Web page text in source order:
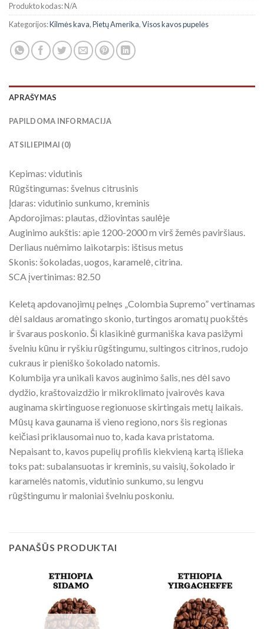
Produkto kodas:N/A
Kategorijos:Kilmės kava,Pietų Amerika,Visos kavos pupelės
APRAŠYMAS
PAPILDOMA INFORMACIJA
ATSILIEPIMAI (0)
Kepimas: vidutinis
Rūgštingumas: švelnus citrusinis
Įdaras: vidutinio sunkumo, kreminis
Apdorojimas: plautas, džiovintas saulėje
Auginimo aukštis: apie 1200-2000 m virš žemės paviršiaus.
Derliaus nuėmimo laikotarpis: ištisus metus
Skonis: šokoladas, uogos, karamelė, citrina.
SCA įvertinimas: 82.50
Keletą apdovanojimų pelnęs „Colombia Supremo” vertinamas
dėl saldaus aromatingo skonio, turtingos aromatų puokštės
ir švaraus poskonio. Ši klasikinė gurmaniška kava pasižymi
švelniu kūnu ir ryškiu rūgštingumu, sultingos citrinos, rudojo
cukraus ir pieniško šokolado natomis.
Kolumbija yra unikali kavos auginimo šalis, nes dėl savo
dydžio, kraštovaizdžio ir mikroklimato įvairovės kava
auginama skirtinguose regionuose skirtingais metų laikais.
Mūsų kava gaunama iš vieno regiono, nors šis regionas
keičiasi priklausomai nuo to, kada kava pristatoma.
Nepaisant to, kavos pupelių profilis kiekvieną kartą išlieka
toks pat: subalansuotas ir kreminis, su vaisių, šokolado ir
karamelės natomis, vidutinio sunkumo, su lengvu
rūgštingumu ir maloniai švelniu poskoniu.
PANAŠŪS PRODUKTAI